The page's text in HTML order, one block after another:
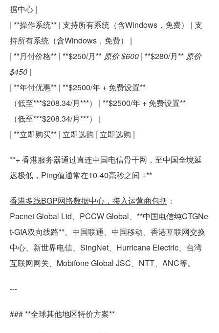
据中心 |
| **操作系统** | 支持所有系统（含Windows，免费） | 支
持所有系统（含Windows，免费） |
| **月付价格** | **$250/月** 原价 $600 | **$280/月** 原价
$450 |
| **年付优惠** | **$2500/年 + 免费设置**
（低至***$208.34/月***） | **$2500/年 + 免费设置**
（低至***$208.34/月***） |
| **立即购买** | 立即选购 | 立即选购 |
**+ 香港服务器通过直连中国电信骨干网，至中国全境延
迟极低，Ping值通常在10-40毫秒之间 +**
香港多线BGP网络数据中心，接入运营商包括 ：
Pacnet Global Ltd、PCCW Global、**中国电信纯CTGNe
t-GIA双向线路**、中国联通、中国移动、香港互联网交换
中心、新世界电信、SingNet、Hurricane Electric、台湾
互联网网关、Mobifone Global JSC、NTT、ANC等。
---
### **全球其他地区特价方案**